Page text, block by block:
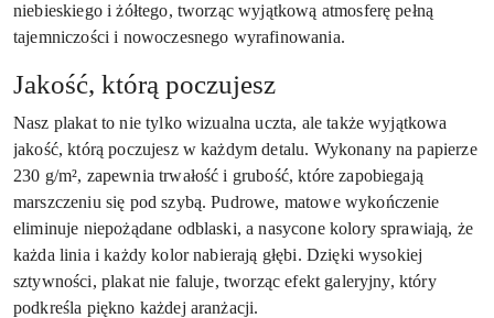
niebieskiego i żółtego, tworząc wyjątkową atmosferę pełną
tajemniczości i nowoczesnego wyrafinowania.
Jakość, którą poczujesz
Nasz plakat to nie tylko wizualna uczta, ale także wyjątkowa
jakość, którą poczujesz w każdym detalu. Wykonany na papierze
230 g/m², zapewnia trwałość i grubość, które zapobiegają
marszczeniu się pod szybą. Pudrowe, matowe wykończenie
eliminuje niepożądane odblaski, a nasycone kolory sprawiają, że
każda linia i każdy kolor nabierają głębi. Dzięki wysokiej
sztywności, plakat nie faluje, tworząc efekt galeryjny, który
podkreśla piękno każdej aranżacji.